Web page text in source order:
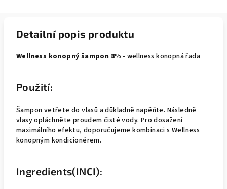
Detailní popis produktu
Wellness konopný šampon 8% - wellness konopná řada
Použití:
Šampon vetřete do vlasů a důkladně napěňte. Následně
vlasy opláchněte proudem čisté vody. Pro dosažení
maximálního efektu, doporučujeme kombinaci s Wellness
konopným kondicionérem.
Ingredients(INCI):